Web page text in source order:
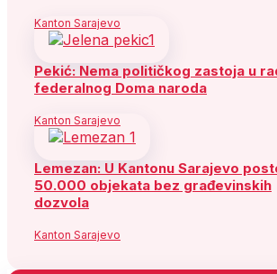
Kanton Sarajevo
Pekić: Nema političkog zastoja u
federalnog Doma naroda
Kanton Sarajevo
Lemezan: U Kantonu Sarajevo
50.000 objekata bez građevinskih
dozvola
Kanton Sarajevo